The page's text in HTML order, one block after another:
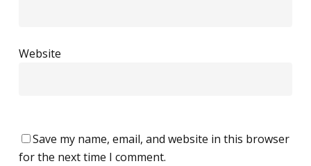
Website
Save my name, email, and website in this browser
for the next time I comment.